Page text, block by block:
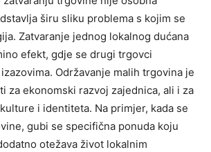
širu sliku problema s kojim se
Zatvaranje jednog lokalnog dućana
efekt, gdje se drugi trgovci
Održavanje malih trgovina je
za ekonomski razvoj zajednica, ali i za
i identiteta. Na primjer, kada se
gubi se specifična ponuda koju
otežava život lokalnim